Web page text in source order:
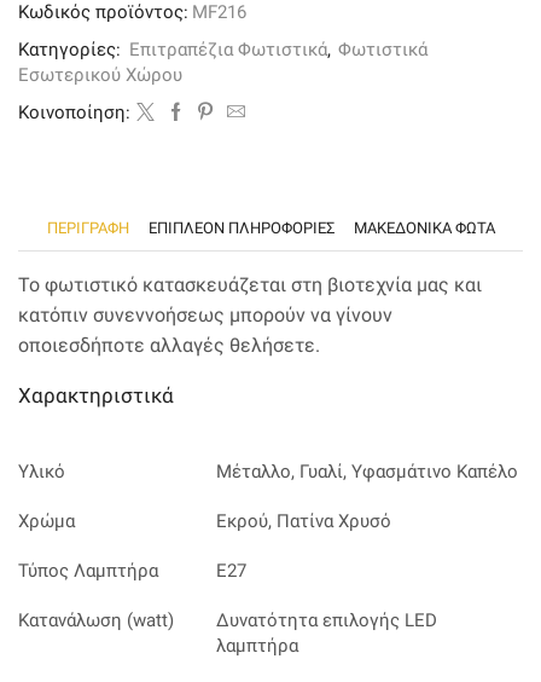
με
πατίνα
χρυσό
και
υφασμάτινο
Κωδικός προϊόντος: MF216
Κατηγορίες: Επιτραπέζια Φωτιστικά, Φωτιστικά
Εσωτερικού Χώρου
Kοινοποίηση:
ΠΕΡΙΓΡΑΦΉ ΕΠΙΠΛΈΟΝ ΠΛΗΡΟΦΟΡΊΕΣ ΜΑΚΕΔΟΝΙΚΑ ΦΩΤΑ
Το φωτιστικό κατασκευάζεται στη βιοτεχνία μας και
κατόπιν συνεννοήσεως μπορούν να γίνουν
οποιεσδήποτε αλλαγές θελήσετε.
Χαρακτηριστικά
Υλικό Μέταλλο, Γυαλί, Υφασμάτινο Καπέλο
Χρώμα Εκρού, Πατίνα Χρυσό
Τύπος Λαμπτήρα Ε27
Κατανάλωση (watt)
Δυνατότητα επιλογής LED
λαμπτήρα